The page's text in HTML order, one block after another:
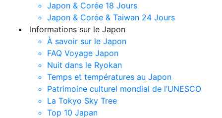
Japon & Corée 18 Jours
Japon & Corée & Taiwan 24 Jours
Informations sur le Japon
À savoir sur le Japon
FAQ Voyage Japon
Nuit dans le Ryokan
Temps et températures au Japon
Patrimoine culturel mondial de l’UNESCO
La Tokyo Sky Tree
Top 10 Japan